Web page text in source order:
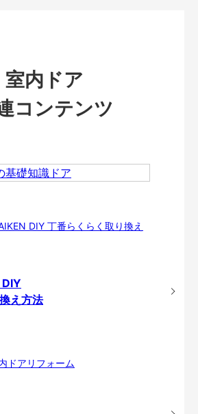
室内ドア
コンテンツ
え方法